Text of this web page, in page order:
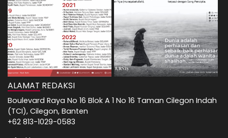
ALAMAT REDAKSI
Boulevard Raya No 16 Blok A 1 No 16 Taman Cilegon Indah
(TCI), Cilegon, Banten
+62 813-1029-0583